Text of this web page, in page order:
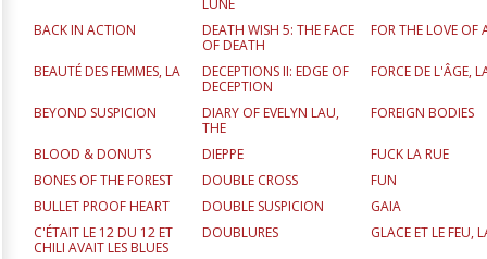
LUNE
BACK IN ACTION
DEATH WISH 5: THE FACE
OF DEATH
FOR THE LOVE OF
BEAUTÉ DES FEMMES, LA
DECEPTIONS II: EDGE OF
DECEPTION
FORCE DE L'ÂGE,
BEYOND SUSPICION
DIARY OF EVELYN LAU,
THE
FOREIGN BODIES
BLOOD & DONUTS DIEPPE
FUCK LA RUE
BONES OF THE FOREST
DOUBLE CROSS
FUN
BULLET PROOF HEART
DOUBLE SUSPICION
GAIA
C'ÉTAIT LE 12 DU 12 ET
CHILI AVAIT LES BLUES
DOUBLURES GLACE ET LE FEU,